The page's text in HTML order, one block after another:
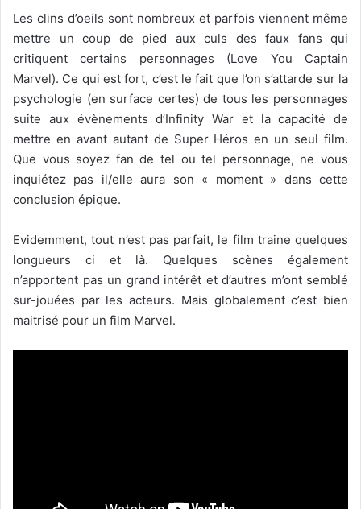
Les clins d’oeils sont nombreux et parfois viennent même
mettre un coup de pied aux culs des faux fans qui
critiquent certains personnages (Love You Captain
Marvel). Ce qui est fort, c’est le fait que l’on s’attarde sur la
psychologie (en surface certes) de tous les personnages
suite aux évènements d’Infinity War et la capacité de
mettre en avant autant de Super Héros en un seul film.
Que vous soyez fan de tel ou tel personnage, ne vous
inquiétez pas il/elle aura son « moment » dans cette
conclusion épique.
Evidemment, tout n’est pas parfait, le film traine quelques
longueurs ci et là. Quelques scènes également
n’apportent pas un grand intérêt et d’autres m’ont semblé
sur-jouées par les acteurs. Mais globalement c’est bien
maitrisé pour un film Marvel.